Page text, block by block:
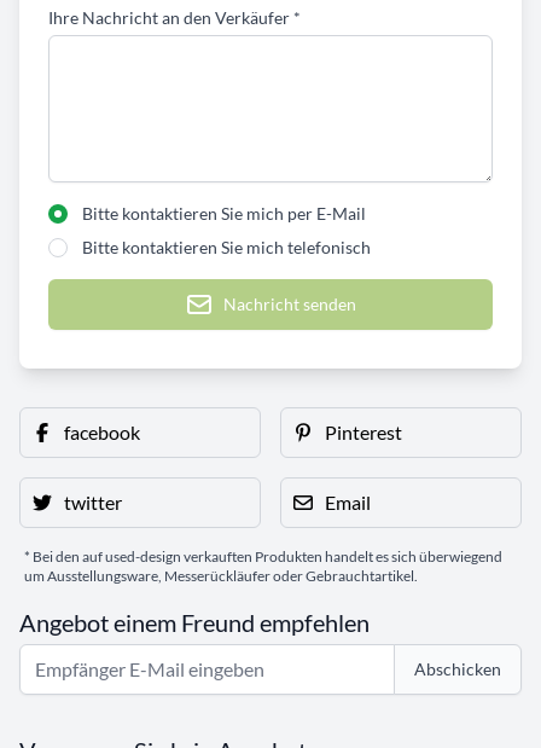
Ihre Nachricht an den Verkäufer *
Bitte kontaktieren Sie mich per E-Mail
Bitte kontaktieren Sie mich telefonisch
Nachricht senden
facebook Pinterest
twitter Email
* Bei den auf used-design verkauften Produkten handelt es sich überwiegend
um Ausstellungsware, Messerückläufer oder Gebrauchtartikel.
Angebot einem Freund empfehlen
Abschicken